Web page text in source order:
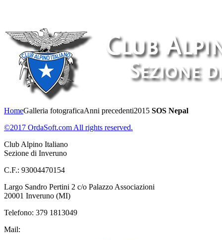
HomeGalleria fotograficaAnni precedenti2015 SOS Nepal
©2017 OrdaSoft.com All rights reserved.
Club Alpino Italiano
Sezione di Inveruno
C.F.: 93004470154
Largo Sandro Pertini 2 c/o Palazzo Associazioni
20001 Inveruno (MI)
Telefono: 379 1813049
Mail: